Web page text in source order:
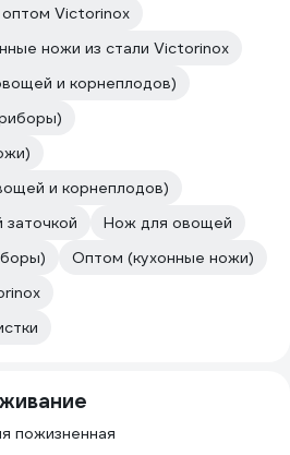
Victorinox
ножи из стали Victorinox
и корнеплодов)
и корнеплодов)
Нож для овощей
Оптом (кухонные ножи)
пожизненная